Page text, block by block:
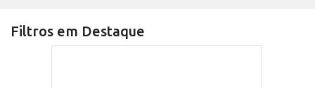
Filtros em Destaque